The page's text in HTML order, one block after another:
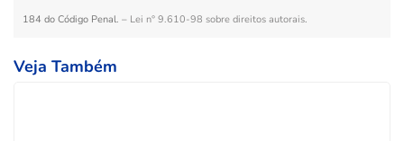
184 do Código Penal. – Lei n° 9.610-98 sobre direitos autorais.
Veja Também